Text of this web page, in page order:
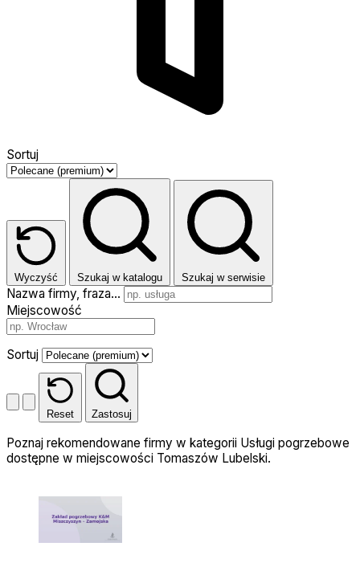
Sortuj
Wyczyść Szukaj w katalogu Szukaj w serwisie
Nazwa firmy, fraza…
Miejscowość
Sortuj
Reset Zastosuj
Poznaj rekomendowane firmy w kategorii Usługi pogrzebowe
dostępne w miejscowości Tomaszów Lubelski.